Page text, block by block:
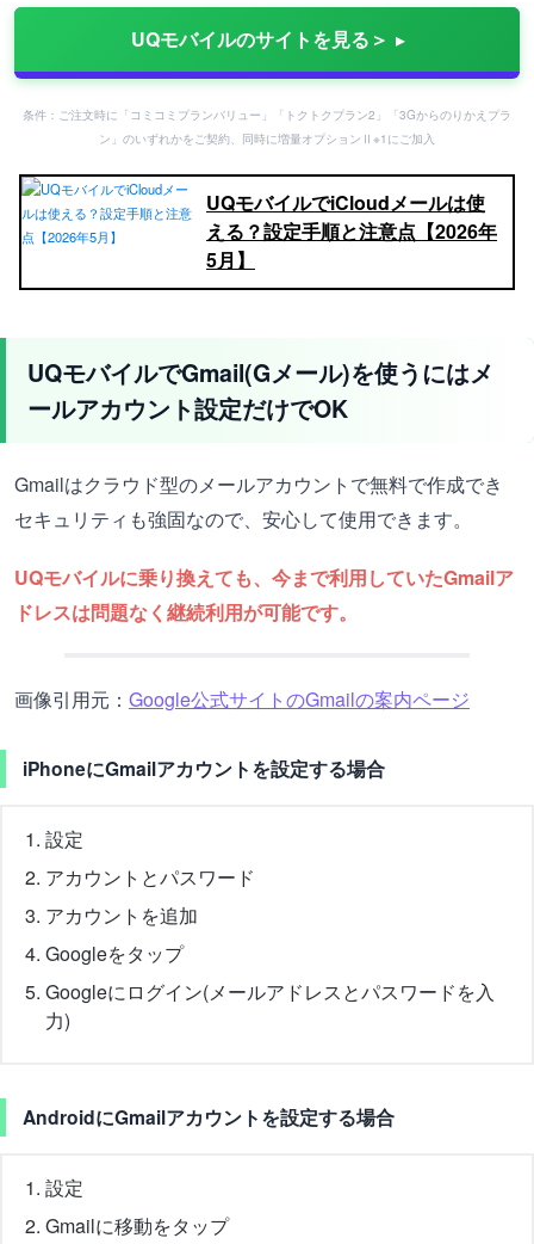
UQモバイルのサイトを見る＞
条件：ご注文時に「コミコミプランバリュー」「トクトクプラン2」「3Gからのりかえプラ
ン」のいずれかをご契約、同時に増量オプションⅡ※1にご加入
UQモバイルでiCloudメールは使
える？設定手順と注意点【2026年
5月】
UQモバイルでGmail(Gメール)を使うにはメ
ールアカウント設定だけでOK
Gmailはクラウド型のメールアカウントで無料で作成でき
セキュリティも強固なので、安心して使用できます。
UQモバイルに乗り換えても、今まで利用していたGmailア
ドレスは問題なく継続利用が可能です。
画像引用元： Google公式サイトのGmailの案内ページ
iPhoneにGmailアカウントを設定する場合
設定
アカウントとパスワード
アカウントを追加
Googleをタップ
Googleにログイン(メールアドレスとパスワードを入
力)
AndroidにGmailアカウントを設定する場合
設定
Gmailに移動をタップ